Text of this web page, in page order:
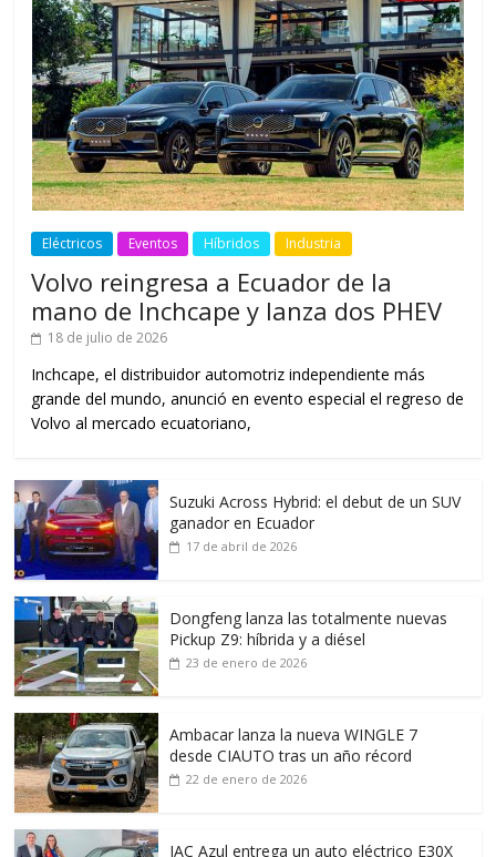
Eléctricos Eventos Híbridos Industria
Volvo reingresa a Ecuador de la
mano de Inchcape y lanza dos PHEV
18 de julio de 2026
Inchcape, el distribuidor automotriz independiente más
grande del mundo, anunció en evento especial el regreso de
Volvo al mercado ecuatoriano,
Suzuki Across Hybrid: el debut de un SUV
ganador en Ecuador
17 de abril de 2026
Dongfeng lanza las totalmente nuevas
Pickup Z9: híbrida y a diésel
23 de enero de 2026
Ambacar lanza la nueva WINGLE 7
desde CIAUTO tras un año récord
22 de enero de 2026
JAC Azul entrega un auto eléctrico E30X